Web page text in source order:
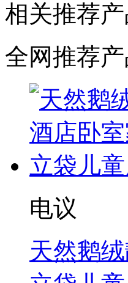
相关推荐
全网推荐
电议
天然鹅